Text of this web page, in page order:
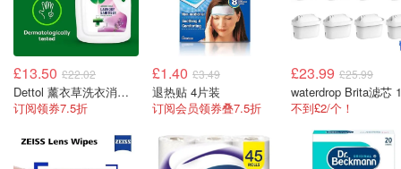
£13.50 £22.02
Dettol 薰衣草洗衣消毒剂 4X1.5L
订阅领券7.5折
£1.40 £3.49
退热贴 4片装
订阅会员领券叠7.5折
£23.99 £25.99
不到£2/个！